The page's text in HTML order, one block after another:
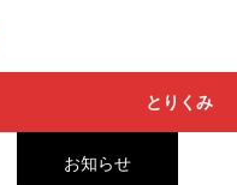
とりくみ
お知らせ